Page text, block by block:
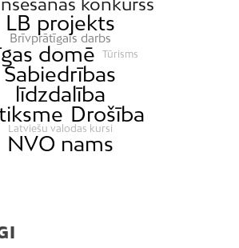
LB projekts
Brīvprātīgais darbs
domē Tūrisms
Sabiedrības
līdzdalība
Drošība
Latviešu valodas kursi
NVO nams